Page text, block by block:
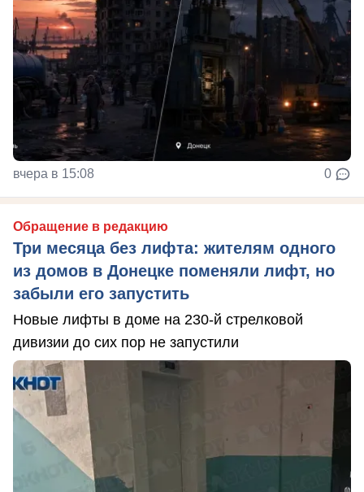
вчера в 15:08 0
Обращение в редакцию
Три месяца без лифта: жителям одного
из домов в Донецке поменяли лифт, но
забыли его запустить
Новые лифты в доме на 230-й стрелковой
дивизии до сих пор не запустили